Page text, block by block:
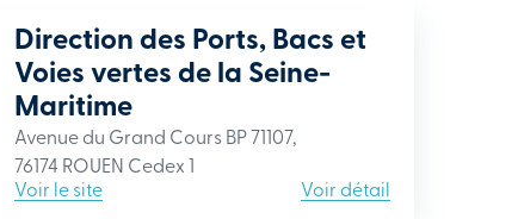
Direction des Ports, Bacs et
Voies vertes de la Seine-
Maritime
Avenue du Grand Cours BP 71107,
76174 ROUEN Cedex 1
Voir le site
Voir détail